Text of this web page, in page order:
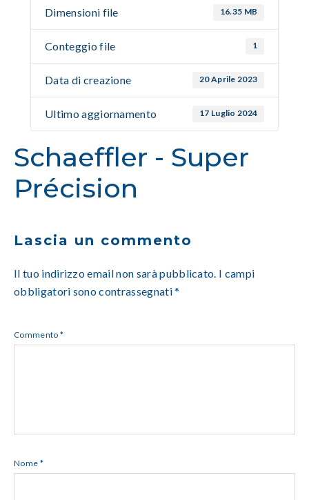
Dimensioni file 16.35 MB
Conteggio file 1
Data di creazione 20 Aprile 2023
Ultimo aggiornamento 17 Luglio 2024
Schaeffler - Super
Précision
Lascia un commento
Il tuo indirizzo email non sarà pubblicato. I campi
obbligatori sono contrassegnati*
Commento *
Nome *